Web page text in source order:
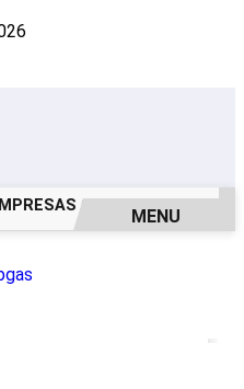
COM RESULTADOS
MENU